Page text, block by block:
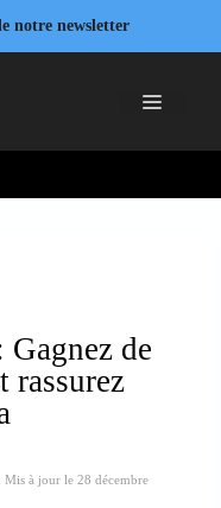
notre newsletter
Menu
de
rassurez
Mis à jour le 28 décembre